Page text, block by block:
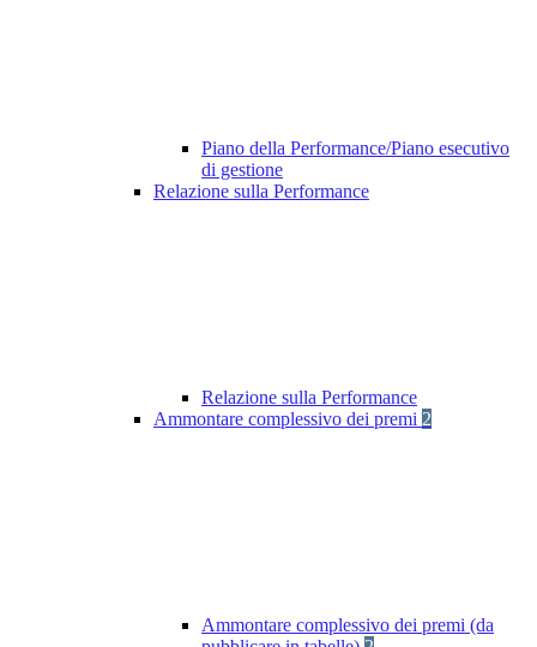
Piano della Performance/Piano esecutivo
di gestione
Relazione sulla Performance
Relazione sulla Performance
Ammontare complessivo dei premi 2
Ammontare complessivo dei premi (da